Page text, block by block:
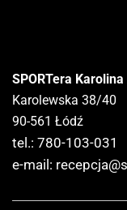
SPORTera
Karolewska 38/40
90-561 Łódź
tel.: 780-103-031
e-mail: